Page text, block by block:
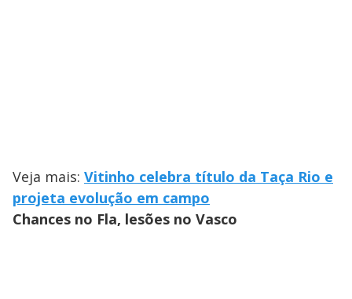
Veja mais: Vitinho celebra título da Taça Rio e
projeta evolução em campo
Chances no Fla, lesões no Vasco